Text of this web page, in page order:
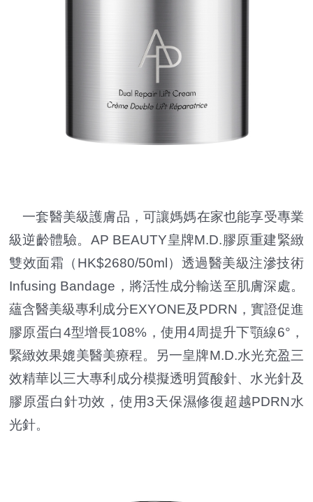
一套醫美級護膚品，可讓媽媽在家也能享受專業
級逆齡體驗。AP BEAUTY皇牌M.D.膠原重建緊緻
雙效面霜（HK$2680/50ml）透過醫美級注滲技術
Infusing Bandage，將活性成分輸送至肌膚深處。
蘊含醫美級專利成分EXYONE及PDRN，實證促進
膠原蛋白4型增長108%，使用4周提升下顎線6°，
緊緻效果媲美醫美療程。另一皇牌M.D.水光充盈三
效精華以三大專利成分模擬透明質酸針、水光針及
膠原蛋白針功效，使用3天保濕修復超越PDRN水
光針。